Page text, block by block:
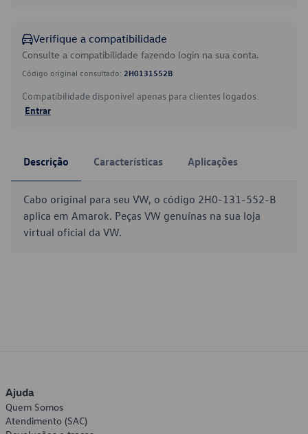
Verifique a compatibilidade
Consulte a compatibilidade fazendo login na sua conta.
Código original consultado: 2H0131552B
Compatibilidade disponível apenas para clientes logados.
Entrar
Descrição Características Aplicações
Cabo original para seu VW, o código 2H0-131-552-B
aplica em Amarok. Peças VW genuínas na sua loja
virtual oficial da VW.
Ajuda
Quem Somos
Atendimento (SAC)